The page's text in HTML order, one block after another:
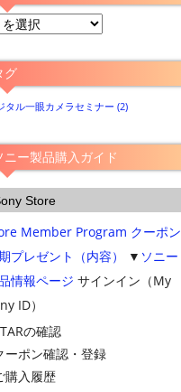
グ
タル一眼カメラセミナー (2)
ニー製品購入ガイド
Store
Member Program クーポン
プレゼント（内容）
▼ ソニー
情報ページ サインイン（My
ID）
の確認
ーポン確認・登録
購入履歴